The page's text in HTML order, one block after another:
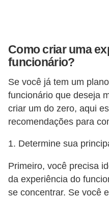
Como criar uma
funcionário?
Se você já tem um
funcionário que deseja
criar um do zero, aqui
recomendações para
1. Determine sua
Primeiro, você precisa
da experiência do
se concentrar. Se você